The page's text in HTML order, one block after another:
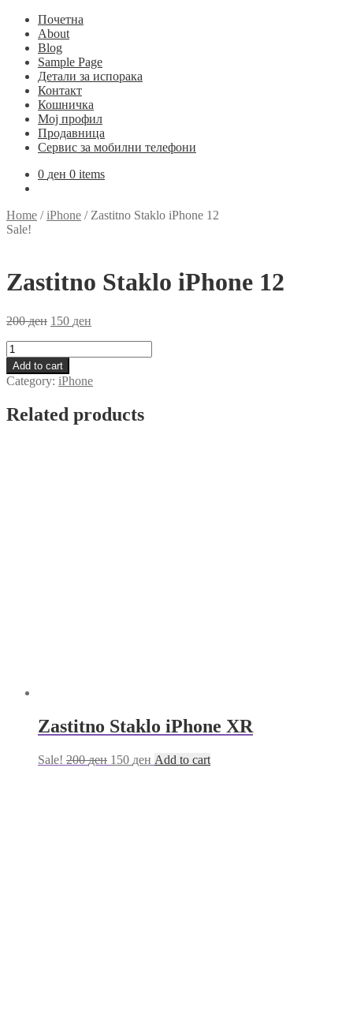
Почетна
About
Blog
Sample Page
Детали за испорака
Контакт
Кошничка
Мој профил
Продавница
Сервис за мобилни телефони
0 ден 0 items
Home /iPhone / Zastitno Staklo iPhone 12
Sale!
Zastitno Staklo iPhone 12
200ден 150 ден
Zastitno
Staklo
iPhone
12
Add to cart
Category: iPhone
Related products
Zastitno Staklo iPhone XR
Sale! 200ден 150 ден Add to cart